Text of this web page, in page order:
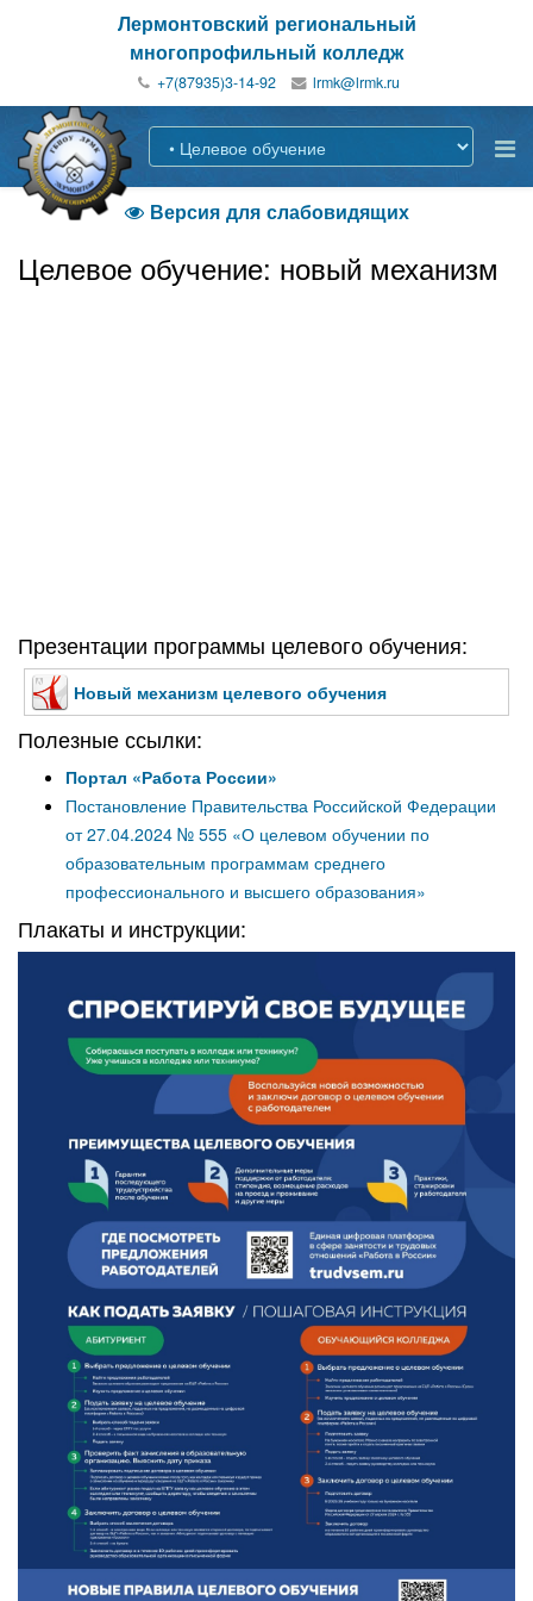
Лермонтовский региональный
многопрофильный колледж
+7(87935)3-14-92
Версия для слабовидящих
Целевое обучение: новый механизм
Презентации программы целевого обучения:
Новый механизм целевого обучения
Полезные ссылки:
Портал «Работа России»
Постановление Правительства Российской Федерации
от 27.04.2024 № 555 «О целевом обучении по
образовательным программам среднего
профессионального и высшего образования»
Плакаты и инструкции: